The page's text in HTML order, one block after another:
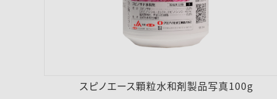
スピノエース顆粒水和剤製品写真100g